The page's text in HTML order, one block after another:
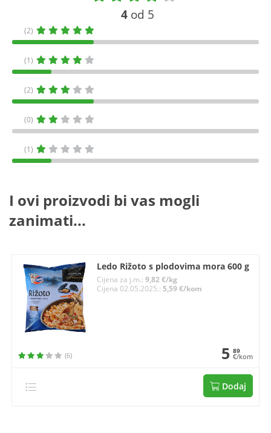
4 od 5
(2)
(1)
(2)
(0)
(1)
I ovi proizvodi bi vas mogli
zanimati...
Ledo Rižoto s plodovima mora 600 g
Cijena za j.m.:9,82 €/kg
Cijena 02.05.2025.:5,59 €/kom
(6) 5 89
€/kom
Dodaj